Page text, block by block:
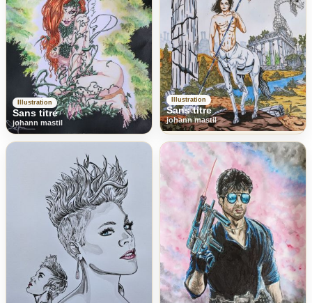
Illustration
Sans titre
johann mastil
Illustration
Sans titre
johann mastil